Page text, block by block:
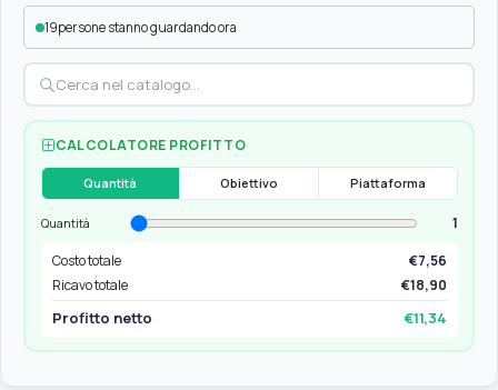
19persone stanno guardando ora
CALCOLATORE PROFITTO
Quantità Obiettivo Piattaforma
Quantità
1
Costo totale
€7,56
Ricavo totale
€18,90
Profitto netto €11,34